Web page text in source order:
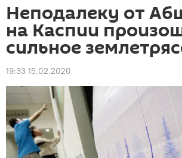
Неподалеку от
на Каспии
сильное
19:33 15.02.2020